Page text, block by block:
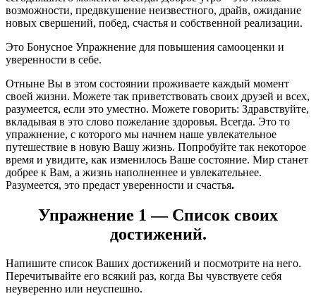
возможности, предвкушение неизвестного, драйв, ожидание
новых свершений, побед, счастья и собственной реализации.
Это Бонусное Упражнение для повышения самооценки и
уверенности в себе.
Отныне Вы в этом состоянии проживаете каждый момент
своей жизни. Можете так приветствовать своих друзей и всех,
разумеется, если это уместно. Можете говорить: Здравствуйте,
вкладывая в это слово пожелание здоровья. Всегда. Это то
упражнение, с которого мы начнем наше увлекательное
путешествие в новую Вашу жизнь. Попробуйте так некоторое
время и увидите, как изменилось Ваше состояние. Мир станет
добрее к Вам, а жизнь наполненнее и увлекательнее.
Разумеется, это предаст уверенности и счастья.
Упражнение 1 — Список своих
достижений.
Напишите список Ваших достижений и посмотрите на него.
Перечитывайте его всякий раз, когда Вы чувствуете себя
неуверенно или неуспешно.